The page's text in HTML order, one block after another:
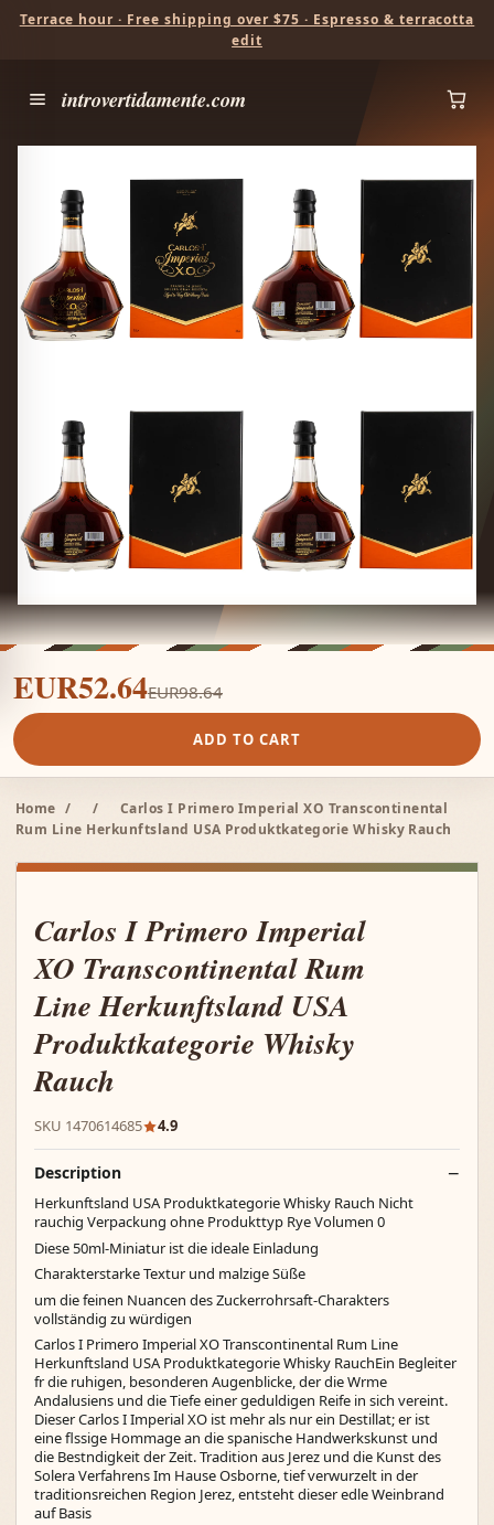
Terrace hour · Free shipping over $75 · Espresso & terracotta
edit
introvertidamente.com
EUR52.64EUR98.64
ADD TO CART
Home / /
Carlos I Primero Imperial XO Transcontinental
Rum Line Herkunftsland USA Produktkategorie Whisky Rauch
Carlos I Primero Imperial
XO Transcontinental Rum
Line Herkunftsland USA
Produktkategorie Whisky
Rauch
SKU 1470614685 4.9
Description
Herkunftsland USA Produktkategorie Whisky Rauch Nicht
rauchig Verpackung ohne Produkttyp Rye Volumen 0
Diese 50ml-Miniatur ist die ideale Einladung
Charakterstarke Textur und malzige Süße
um die feinen Nuancen des Zuckerrohrsaft-Charakters
vollständig zu würdigen
Carlos I Primero Imperial XO Transcontinental Rum Line
Herkunftsland USA Produktkategorie Whisky RauchEin Begleiter
fr die ruhigen, besonderen Augenblicke, der die Wrme
Andalusiens und die Tiefe einer geduldigen Reife in sich vereint.
Dieser Carlos I Imperial XO ist mehr als nur ein Destillat; er ist
eine flssige Hommage an die spanische Handwerkskunst und
die Bestndigkeit der Zeit. Tradition aus Jerez und die Kunst des
Solera Verfahrens Im Hause Osborne, tief verwurzelt in der
traditionsreichen Region Jerez, entsteht dieser edle Weinbrand
auf Basis